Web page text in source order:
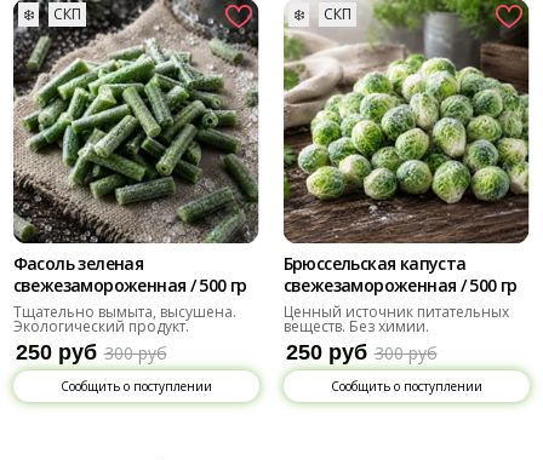
❄️ СКП
Фасоль зеленая
свежезамороженная / 500 гр
Тщательно вымыта, высушена.
Экологический продукт.
250 руб 300 руб
Сообщить о поступлении
❄️ СКП
Брюссельская капуста
свежезамороженная / 500 гр
Ценный источник питательных
веществ. Без химии.
250 руб 300 руб
Сообщить о поступлении